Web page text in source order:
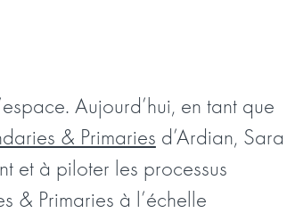
Aujourd’hui, en tant que
& Primaries d’Ardian, Sara
et à piloter les processus
& Primaries à l’échelle